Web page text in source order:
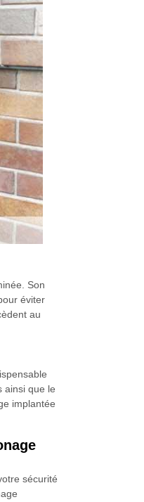
Son
éviter
au
ainsi que le
implantée
sécurité